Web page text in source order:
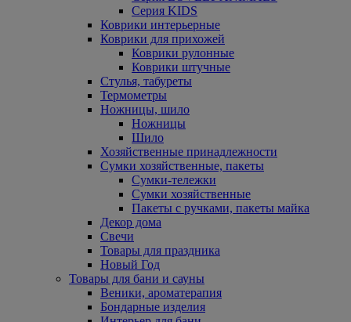
Серия KIDS
Коврики интерьерные
Коврики для прихожей
Коврики рулонные
Коврики штучные
Стулья, табуреты
Термометры
Ножницы, шило
Ножницы
Шило
Хозяйственные принадлежности
Сумки хозяйственные, пакеты
Сумки-тележки
Сумки хозяйственные
Пакеты с ручками, пакеты майка
Декор дома
Свечи
Товары для праздника
Новый Год
Товары для бани и сауны
Веники, ароматерапия
Бондарные изделия